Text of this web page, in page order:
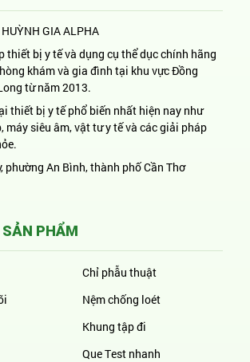
GIA ALPHA
thiết bị y tế và dụng cụ thể dục chính hãng
khám và gia đình tại khu vực Đồng
từ năm 2013.
thiết bị y tế phổ biến nhất hiện nay như
máy siêu âm, vật tư y tế và các giải pháp
phường An Bình, thành phố Cần Thơ
PHẨM
Chỉ phẫu thuật
Nệm chống loét
Khung tập đi
Que Test nhanh